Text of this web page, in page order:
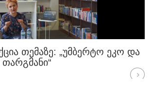
ᲗᲔᲛᲐᲖᲔ: „ᲣᲛᲑᲔᲠᲢᲝ ᲔᲙᲝ ᲓᲐ